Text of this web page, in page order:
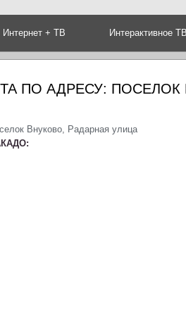
Интернет + ТВ Интерактивное ТВ
ПО АДРЕСУ:
Внуково, Радарная улица